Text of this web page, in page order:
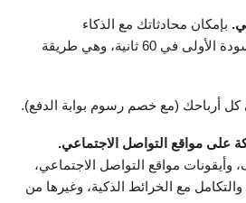
بإمكان محادثاتك مع الذكاء
الاصطناعي إنشاء المسودة الأولى في 60 ثانية، وهي طريقة
أرباحك (مع خصم رسوم بوابة الدفع).
على مواقع التواصل الاجتماعي.
مواقع التواصل الاجتماعي،
مع الخرائط الذكية، وغيرها من